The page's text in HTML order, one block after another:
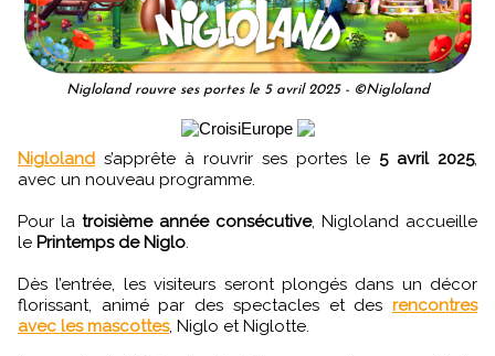
Nigloland rouvre ses portes le 5 avril 2025 - ©Nigloland
Nigloland s’apprête à rouvrir ses portes le 5 avril 2025,
avec un nouveau programme.
Pour la troisième année consécutive, Nigloland accueille
le Printemps de Niglo
Dès l’entrée, les visiteurs seront plongés dans un décor
florissant, animé par des spectacles et des rencontres
avec les mascottes, Niglo et Niglotte.